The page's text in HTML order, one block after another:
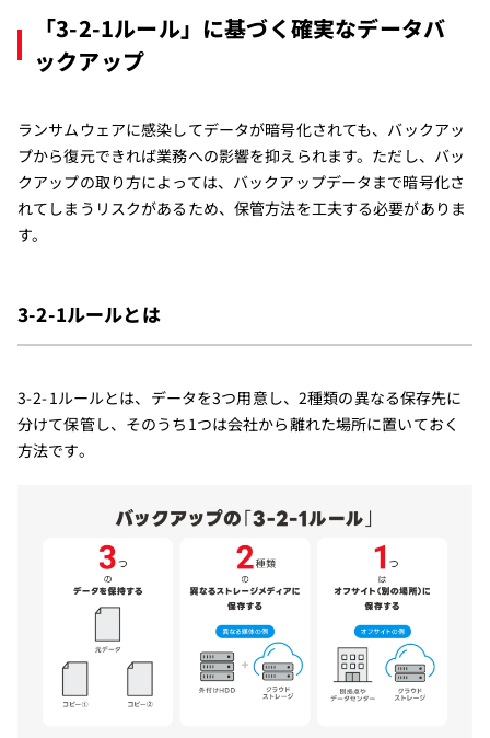
「3-2-1ルール」に基づく確実なデータバ
ックアップ
ランサムウェアに感染してデータが暗号化されても、バックアッ
プから復元できれば業務への影響を抑えられます。ただし、バッ
クアップの取り方によっては、バックアップデータまで暗号化さ
れてしまうリスクがあるため、保管方法を工夫する必要がありま
す。
3-2-1ルールとは
3-2-1ルールとは、データを3つ用意し、2種類の異なる保存先に
分けて保管し、そのうち1つは会社から離れた場所に置いておく
方法です。